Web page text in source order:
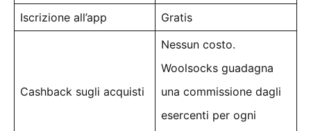
Iscrizione all’app
Gratis
Cashback sugli acquisti
Nessun costo.
Woolsocks guadagna
una commissione dagli
esercenti per ogni